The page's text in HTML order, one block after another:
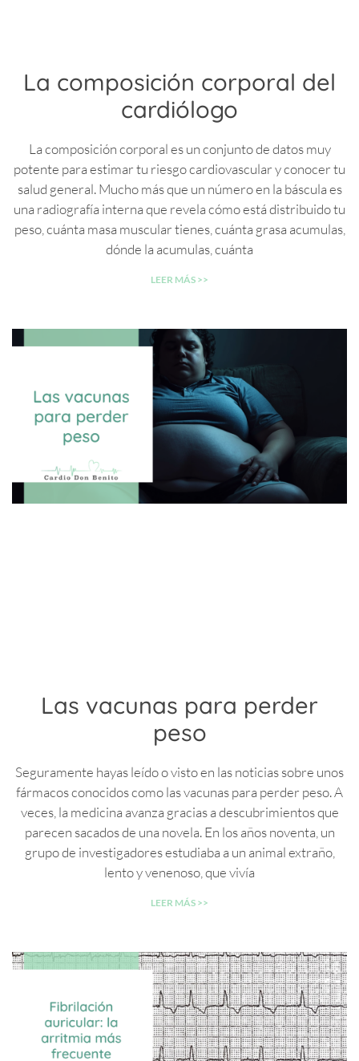
La composición corporal del
cardiólogo
La composición corporal es un conjunto de datos muy
potente para estimar tu riesgo cardiovascular y conocer tu
salud general. Mucho más que un número en la báscula es
una radiografía interna que revela cómo está distribuido tu
peso, cuánta masa muscular tienes, cuánta grasa acumulas,
dónde la acumulas, cuánta
LEER MÁS >>
Las vacunas para perder
peso
Seguramente hayas leído o visto en las noticias sobre unos
fármacos conocidos como las vacunas para perder peso. A
veces, la medicina avanza gracias a descubrimientos que
parecen sacados de una novela. En los años noventa, un
grupo de investigadores estudiaba a un animal extraño,
lento y venenoso, que vivía
LEER MÁS >>